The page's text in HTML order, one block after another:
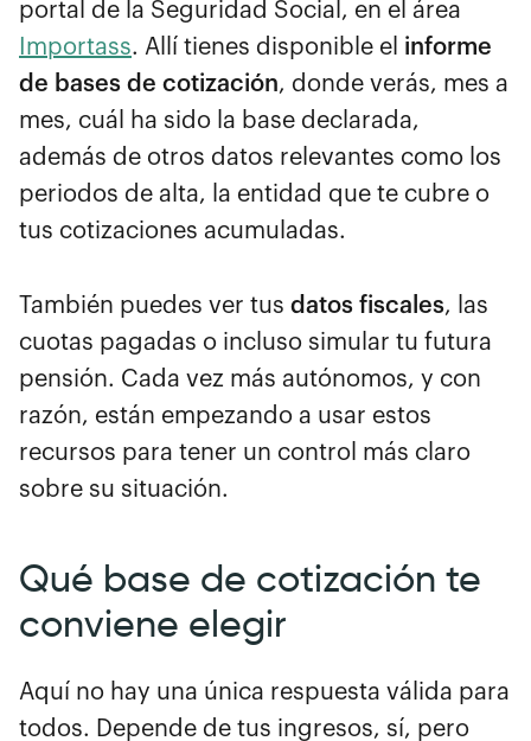
portal de la Seguridad Social, en el área
Importass. Allí tienes disponible el informe
de bases de cotización, donde verás, mes a
mes, cuál ha sido la base declarada,
además de otros datos relevantes como los
periodos de alta, la entidad que te cubre o
tus cotizaciones acumuladas.
También puedes ver tus datos fiscales, las
cuotas pagadas o incluso simular tu futura
pensión. Cada vez más autónomos, y con
razón, están empezando a usar estos
recursos para tener un control más claro
sobre su situación.
Qué base de cotización te
conviene elegir
Aquí no hay una única respuesta válida para
todos. Depende de tus ingresos, sí, pero